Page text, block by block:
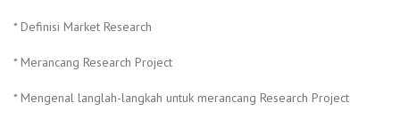
* Definisi Market Research
* Merancang Research Project
* Mengenal langlah-langkah untuk merancang Research Project